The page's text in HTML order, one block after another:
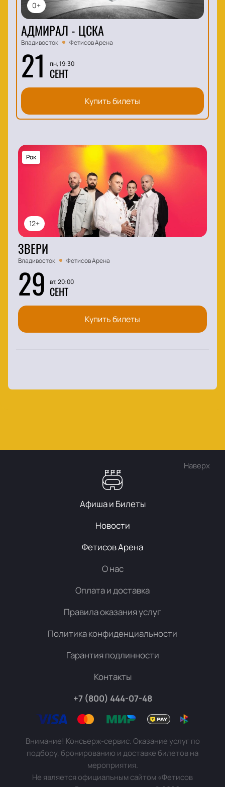
0+
АДМИРАЛ - ЦСКА
Владивосток Фетисов Арена
21 пн, 19:30
СЕНТ
Купить билеты
12+
Рок
ЗВЕРИ
Владивосток Фетисов Арена
29 вт, 20:00
СЕНТ
Купить билеты
Наверх
Афиша и Билеты
Новости
Фетисов Арена
О нас
Оплата и доставка
Правила оказания услуг
Политика конфиденциальности
Гарантия подлинности
Контакты
+7 (800) 444-07-48
Внимание! Консьерж-сервис. Оказание услуг по
подбору, бронированию и доставке билетов на
мероприятия.
Не является официальным сайтом «Фетисов